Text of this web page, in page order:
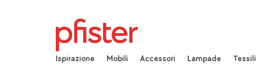
Ispirazione Mobili Accessori Lampade Tessili